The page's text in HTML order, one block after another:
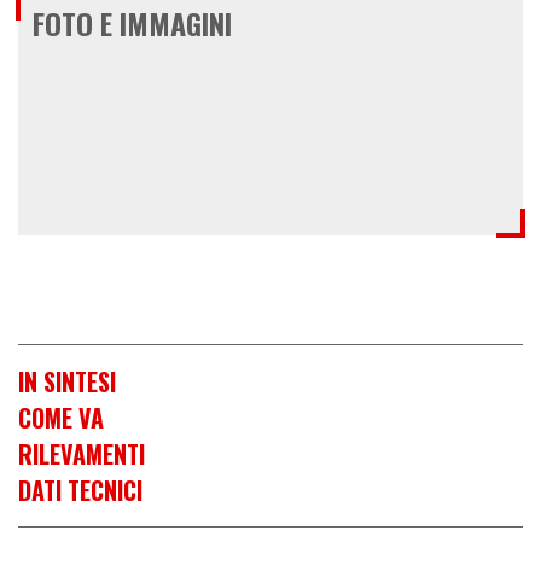
FOTO E IMMAGINI
IN SINTESI
COME VA
RILEVAMENTI
DATI TECNICI